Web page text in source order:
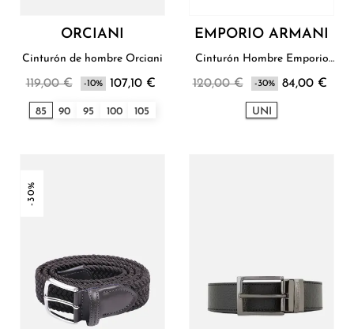
ORCIANI
Cinturón de hombre Orciani
119,00 € -10% 107,10 €
85 90 95 100 105
EMPORIO ARMANI
Cinturón Hombre Emporio
120,00 € -30% 84,00 €
UNI
-30%